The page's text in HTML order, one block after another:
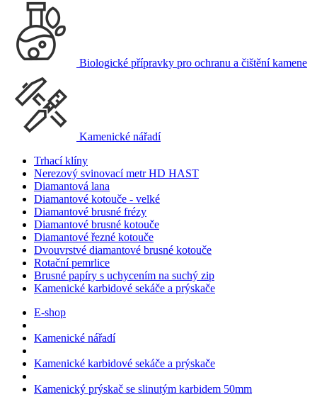
Biologické přípravky pro ochranu a čištění kamene
Kamenické nářadí
Trhací klíny
Nerezový svinovací metr HD HAST
Diamantová lana
Diamantové kotouče - velké
Diamantové brusné frézy
Diamantové brusné kotouče
Diamantové řezné kotouče
Dvouvrstvé diamantové brusné kotouče
Rotační pemrlice
Brusné papíry s uchycením na suchý zip
Kamenické karbidové sekáče a prýskače
E-shop
Kamenické nářadí
Kamenické karbidové sekáče a prýskače
Kamenický prýskač se slinutým karbidem 50mm